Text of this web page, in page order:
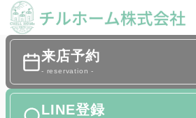
来店予約
- reservation -
LINE登録